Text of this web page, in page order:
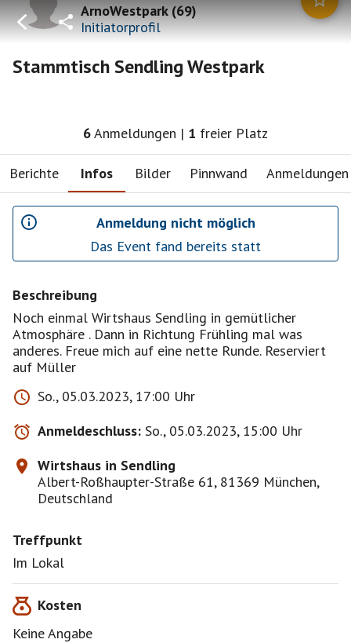
ArnoWestpark(69)
Initiatorprofil
Stammtisch Sendling Westpark
6Anmeldungen | 1 freier Platz
Berichte Infos Bilder Pinnwand Anmeldungen
Anmeldung nicht möglich
Das Event fand bereits statt
Beschreibung
Noch einmal Wirtshaus Sendling in gemütlicher
Atmosphäre . Dann in Richtung Frühling mal was
anderes. Freue mich auf eine nette Runde. Reserviert
auf Müller
So., 05.03.2023, 17:00 Uhr
Anmeldeschluss: So., 05.03.2023, 15:00 Uhr
Wirtshaus in Sendling
Albert-Roßhaupter-Straße 61, 81369 München,
Deutschland
Treffpunkt
Im Lokal
Kosten
Keine Angabe